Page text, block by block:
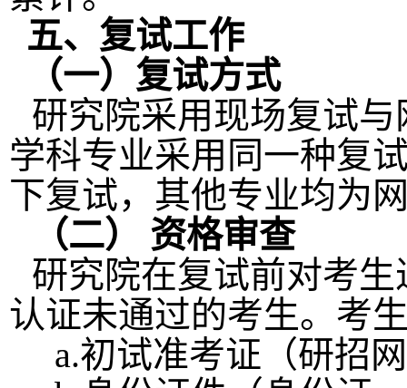
五、复试工作
（一）复试方式
研究院采用现场复试
学科专业采用同一种复
下复试，其他专业均为
（二） 资格审查
研究院在复试前对考
认证未通过的考生。考
a.初试准考证（研招